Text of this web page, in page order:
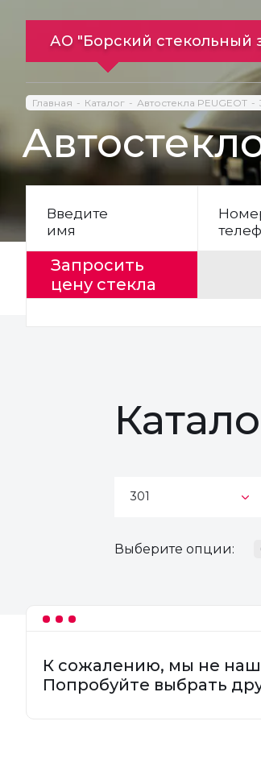
АО "Борский стекольный
Главная Каталог Автостекла PEUGEOT
Введите
имя
Запросить
цену стекла
301
Выберите опции:
К сожалению, мы не
Попробуйте выбрать